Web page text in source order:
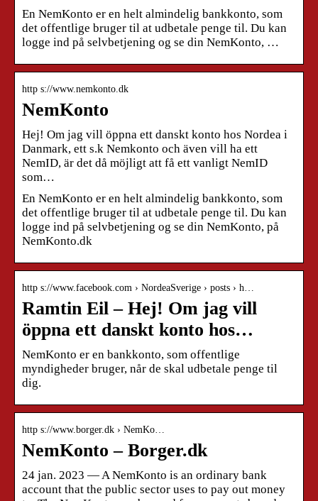
En NemKonto er en helt almindelig bankkonto, som
det offentlige bruger til at udbetale penge til. Du kan
logge ind på selvbetjening og se din NemKonto, …
http s://www.nemkonto.dk
NemKonto
Hej! Om jag vill öppna ett danskt konto hos Nordea i
Danmark, ett s.k Nemkonto och även vill ha ett
NemID, är det då möjligt att få ett vanligt NemID
som…
En NemKonto er en helt almindelig bankkonto, som
det offentlige bruger til at udbetale penge til. Du kan
logge ind på selvbetjening og se din NemKonto, på
NemKonto.dk
http s://www.facebook.com › NordeaSverige › posts › h…
Ramtin Eil – Hej! Om jag vill
öppna ett danskt konto hos…
NemKonto er en bankkonto, som offentlige
myndigheder bruger, når de skal udbetale penge til
dig.
http s://www.borger.dk › NemKo…
NemKonto – Borger.dk
24 jan. 2023 — A NemKonto is an ordinary bank
account that the public sector uses to pay out money